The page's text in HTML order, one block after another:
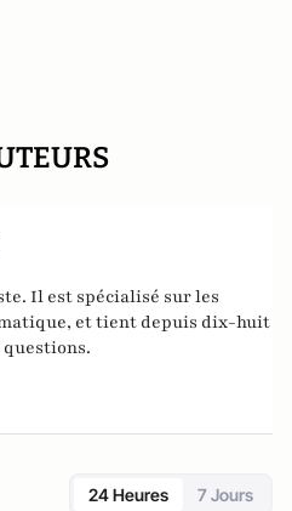
Il est spécialisé sur les
et tient depuis dix-huit
questions.
24 Heures 7 Jours